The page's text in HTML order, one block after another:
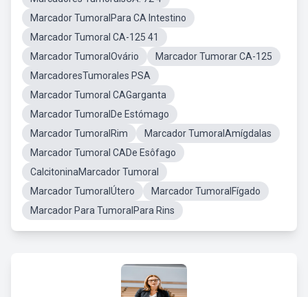
Marcador TumoralPara CA Intestino
Marcador Tumoral CA-125 41
Marcador TumoralOvário
Marcador Tumorar CA-125
MarcadoresTumorales PSA
Marcador Tumoral CAGarganta
Marcador TumoralDe Estómago
Marcador TumoralRim
Marcador TumoralAmígdalas
Marcador Tumoral CADe Esôfago
CalcitoninaMarcador Tumoral
Marcador TumoralÚtero
Marcador TumoralFígado
Marcador Para TumoralPara Rins